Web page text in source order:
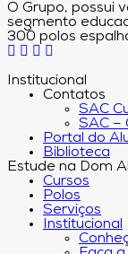
O Grupo, possui
segmento
300 polos
Institucional
Contatos
SAC
SAC –
Portal do
Biblioteca
Estude na Dom
Cursos
Polos
Serviços
Institucional